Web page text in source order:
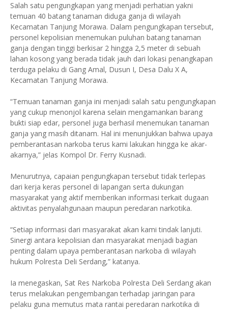
Salah satu pengungkapan yang menjadi perhatian yakni
temuan 40 batang tanaman diduga ganja di wilayah
Kecamatan Tanjung Morawa. Dalam pengungkapan tersebut,
personel kepolisian menemukan puluhan batang tanaman
ganja dengan tinggi berkisar 2 hingga 2,5 meter di sebuah
lahan kosong yang berada tidak jauh dari lokasi penangkapan
terduga pelaku di Gang Amal, Dusun I, Desa Dalu X A,
Kecamatan Tanjung Morawa.
“Temuan tanaman ganja ini menjadi salah satu pengungkapan
yang cukup menonjol karena selain mengamankan barang
bukti siap edar, personel juga berhasil menemukan tanaman
ganja yang masih ditanam. Hal ini menunjukkan bahwa upaya
pemberantasan narkoba terus kami lakukan hingga ke akar-
akarnya,” jelas Kompol Dr. Ferry Kusnadi.
Menurutnya, capaian pengungkapan tersebut tidak terlepas
dari kerja keras personel di lapangan serta dukungan
masyarakat yang aktif memberikan informasi terkait dugaan
aktivitas penyalahgunaan maupun peredaran narkotika.
“Setiap informasi dari masyarakat akan kami tindak lanjuti.
Sinergi antara kepolisian dan masyarakat menjadi bagian
penting dalam upaya pemberantasan narkoba di wilayah
hukum Polresta Deli Serdang,” katanya.
Ia menegaskan, Sat Res Narkoba Polresta Deli Serdang akan
terus melakukan pengembangan terhadap jaringan para
pelaku guna memutus mata rantai peredaran narkotika di